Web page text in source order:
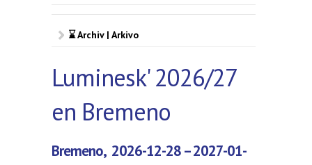
⌛ Archiv | Arkivo
Luminesk' 2026/27
en Bremeno
Bremeno, 2026-12-28 – 2027-01-